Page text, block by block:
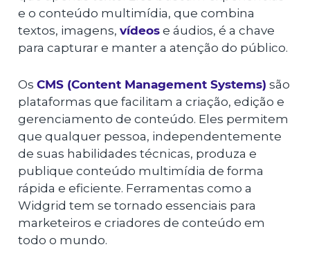
e o conteúdo multimídia, que combina
textos, imagens, vídeos e áudios, é a chave
para capturar e manter a atenção do público.
Os CMS (Content Management Systems) são
plataformas que facilitam a criação, edição e
gerenciamento de conteúdo. Eles permitem
que qualquer pessoa, independentemente
de suas habilidades técnicas, produza e
publique conteúdo multimídia de forma
rápida e eficiente. Ferramentas como a
Widgrid tem se tornado essenciais para
marketeiros e criadores de conteúdo em
todo o mundo.